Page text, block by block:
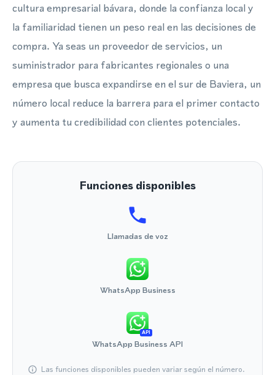
cultura empresarial bávara, donde la confianza local y
la familiaridad tienen un peso real en las decisiones de
compra. Ya seas un proveedor de servicios, un
suministrador para fabricantes regionales o una
empresa que busca expandirse en el sur de Baviera, un
número local reduce la barrera para el primer contacto
y aumenta tu credibilidad con clientes potenciales.
Funciones disponibles
Llamadas de voz
WhatsApp Business
API
WhatsApp Business API
Las funciones disponibles pueden variar según el número.